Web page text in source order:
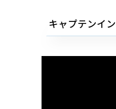
キャプテンイ